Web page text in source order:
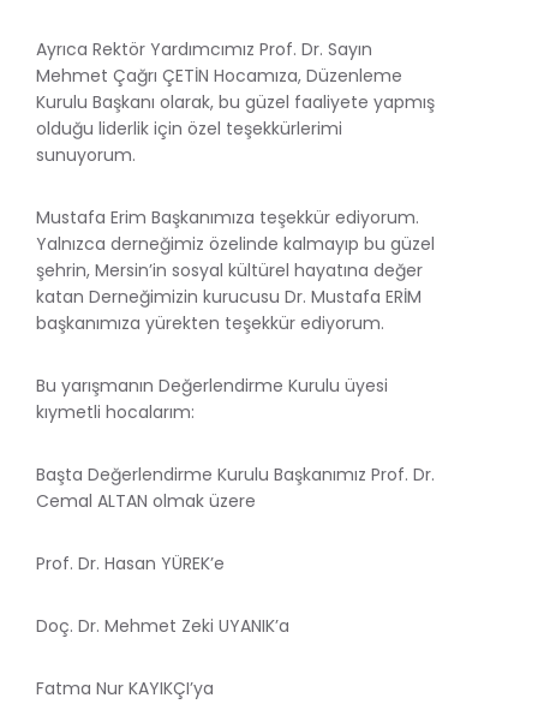
Ayrıca Rektör Yardımcımız Prof. Dr. Sayın
Mehmet Çağrı ÇETİN Hocamıza, Düzenleme
Kurulu Başkanı olarak, bu güzel faaliyete yapmış
olduğu liderlik için özel teşekkürlerimi
sunuyorum.
Mustafa Erim Başkanımıza teşekkür ediyorum.
Yalnızca derneğimiz özelinde kalmayıp bu güzel
şehrin, Mersin’in sosyal kültürel hayatına değer
katan Derneğimizin kurucusu Dr. Mustafa ERİM
başkanımıza yürekten teşekkür ediyorum.
Bu yarışmanın Değerlendirme Kurulu üyesi
kıymetli hocalarım:
Başta Değerlendirme Kurulu Başkanımız Prof. Dr.
Cemal ALTAN olmak üzere
Prof. Dr. Hasan YÜREK’e
Doç. Dr. Mehmet Zeki UYANIK’a
Fatma Nur KAYIKÇI’ya